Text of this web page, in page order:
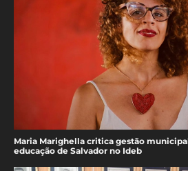
Maria Marighella critica gestão
educação de Salvador no Ideb